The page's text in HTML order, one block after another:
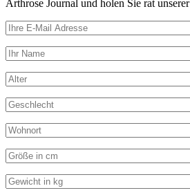
Arthrose Journal und holen Sie rat